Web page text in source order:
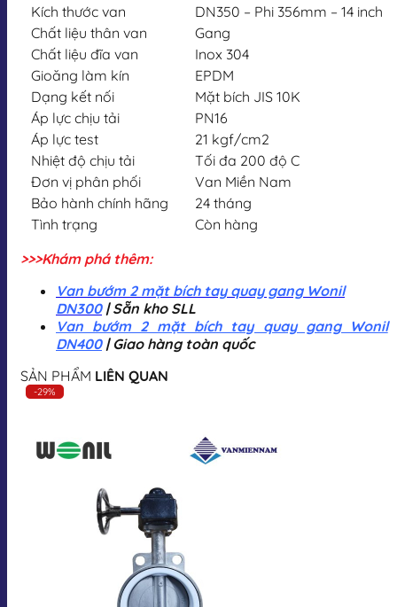
Kích thước van
DN350 – Phi 356mm – 14 inch
Chất liệu thân van
Gang
Chất liệu đĩa van
Inox 304
Gioăng làm kín
EPDM
Dạng kết nối
Mặt bích JIS 10K
Áp lực chịu tải
PN16
Áp lực test
21 kgf/cm2
Nhiệt độ chịu tải
Tối đa 200 độ C
Đơn vị phân phối
Van Miền Nam
Bảo hành chính hãng
24 tháng
Tình trạng
Còn hàng
>>>Khám phá thêm:
Van bướm 2 mặt bích tay quay gang Wonil
DN300| Sẵn kho SLL
Van bướm 2 mặt bích tay quay gang Wonil
DN400| Giao hàng toàn quốc
SẢN PHẨM LIÊN QUAN
-29%